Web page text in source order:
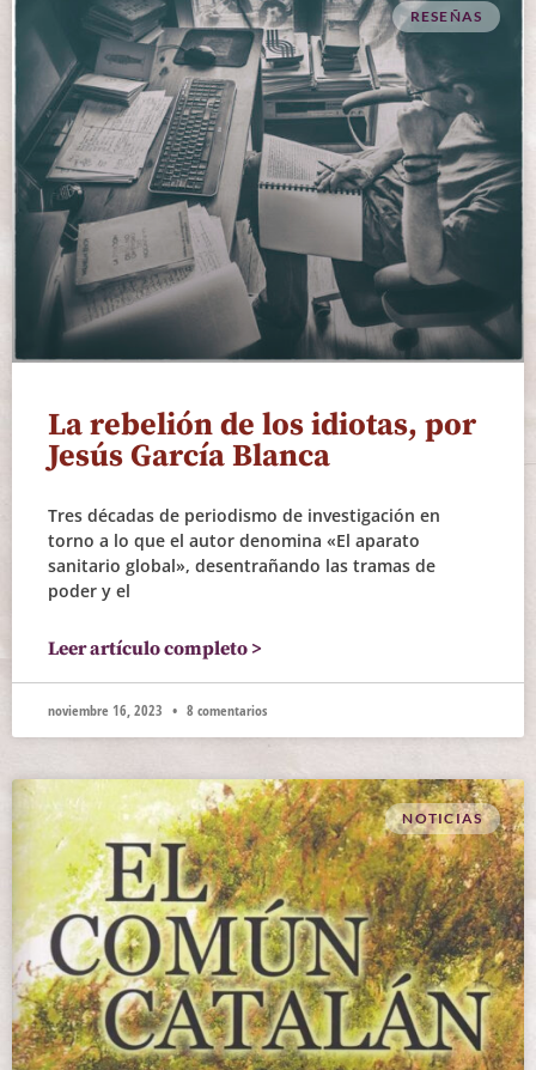
RESEÑAS
La rebelión de los idiotas, por
Jesús García Blanca
Tres décadas de periodismo de investigación en
torno a lo que el autor denomina «El aparato
sanitario global», desentrañando las tramas de
poder y el
Leer artículo completo >
noviembre 16, 2023 8 comentarios
NOTICIAS